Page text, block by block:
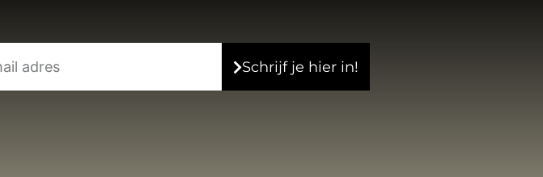
Schrijf je hier in!